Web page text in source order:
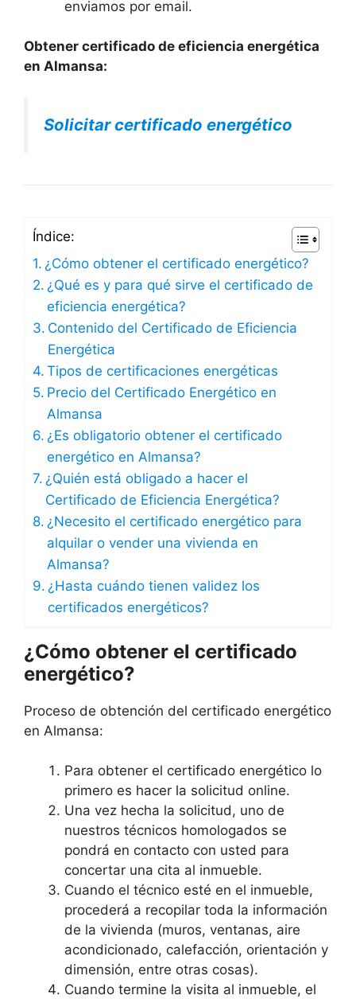
enviamos por email.
Obtener certificado de eficiencia energética
en Almansa:
Solicitar certificado energético
Índice:
¿Cómo obtener el certificado energético?
¿Qué es y para qué sirve el certificado de
eficiencia energética?
Contenido del Certificado de Eficiencia
Energética
Tipos de certificaciones energéticas
Precio del Certificado Energético en
Almansa
¿Es obligatorio obtener el certificado
energético en Almansa?
¿Quién está obligado a hacer el
Certificado de Eficiencia Energética?
¿Necesito el certificado energético para
alquilar o vender una vivienda en
Almansa?
¿Hasta cuándo tienen validez los
certificados energéticos?
¿Cómo obtener el certificado
energético?
Proceso de obtención del certificado energético
en Almansa:
Para obtener el certificado energético lo
primero es hacer la solicitud online.
Una vez hecha la solicitud, uno de
nuestros técnicos homologados se
pondrá en contacto con usted para
concertar una cita al inmueble.
Cuando el técnico esté en el inmueble,
procederá a recopilar toda la información
de la vivienda (muros, ventanas, aire
acondicionado, calefacción, orientación y
dimensión, entre otras cosas).
Cuando termine la visita al inmueble, el